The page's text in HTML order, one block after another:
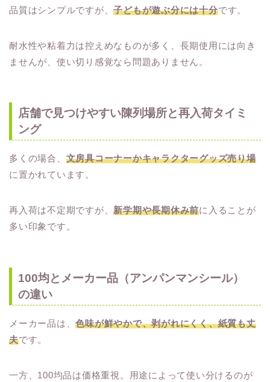
品質はシンプルですが、子どもが遊ぶ分には十分です。
耐水性や粘着力は控えめなものが多く、長期使用には向き
ませんが、使い切り感覚なら問題ありません。
店舗で見つけやすい陳列場所と再入荷タイミ
ング
多くの場合、 文房具コーナーかキャラクターグッズ売り場
に置かれています。
再入荷は不定期ですが、新学期や長期休み前に入ることが
多い印象です。
100均とメーカー品（アンパンマンシール）
の違い
メーカー品は、色味が鮮やかで、剥がれにくく、紙質も丈
夫です。
一方、100均品は価格重視。用途によって使い分けるのが